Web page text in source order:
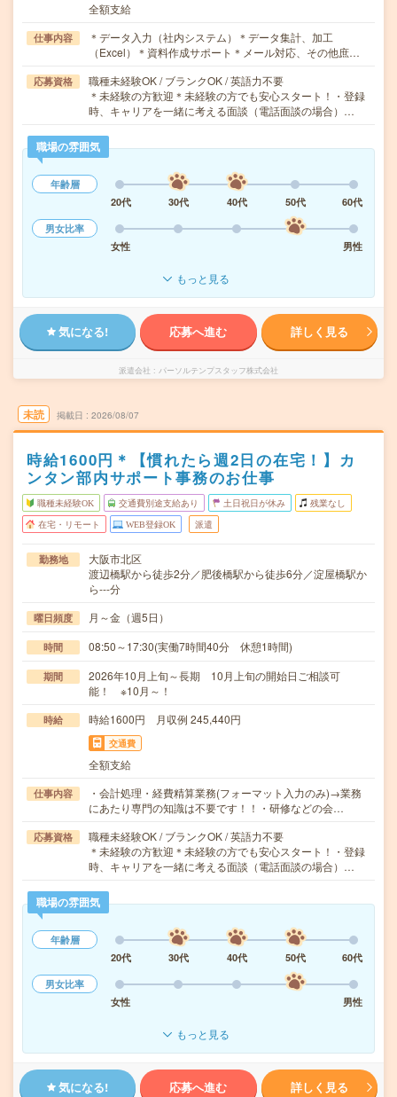
全額支給
仕事内容
＊データ入力（社内システム）＊データ集計、加工
（Excel）＊資料作成サポート＊メール対応、その他庶…
応募資格
職種未経験OK / ブランクOK / 英語力不要
＊未経験の方歓迎＊未経験の方でも安心スタート！・登録
時、キャリアを一緒に考える面談（電話面談の場合）…
職場の雰囲気
年齢層
20代
30代 40代 50代
60代
男女比率
女性
男性
もっと見る
気になる! 応募へ進む 詳しく見る
派遣会社 パーソルテンプスタッフ株式会社
未読 掲載日 2026/08/07
時給1600円＊【慣れたら週2日の在宅！】カ
ンタン部内サポート事務のお仕事
職種未経験OK 交通費別途支給あり 土日祝日が休み 残業なし
在宅・リモート WEB登録OK 派遣
勤務地
大阪市北区
渡辺橋駅から徒歩2分／肥後橋駅から徒歩6分／淀屋橋駅か
ら---分
曜日頻度 月～金（週5日）
時間 08:50～17:30(実働7時間40分 休憩1時間)
期間
2026年10月上旬～長期 10月上旬の開始日ご相談可
能！ ※10月～！
時給 時給1600円 月収例 245,440円
交通費
全額支給
仕事内容
・会計処理・経費精算業務(フォーマット入力のみ)→業務
にあたり専門の知識は不要です！！・研修などの会…
応募資格
職種未経験OK / ブランクOK / 英語力不要
＊未経験の方歓迎＊未経験の方でも安心スタート！・登録
時、キャリアを一緒に考える面談（電話面談の場合）…
職場の雰囲気
年齢層
20代
30代 40代 50代
60代
男女比率
女性
男性
もっと見る
気になる! 応募へ進む 詳しく見る